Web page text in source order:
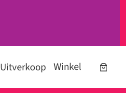
Uitverkoop Winkel